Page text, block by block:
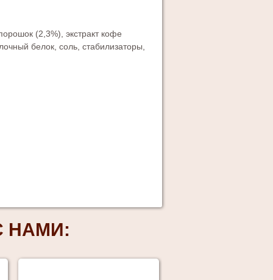
(2,3%), экстракт кофе
белок, соль, стабилизаторы,
НАМИ: